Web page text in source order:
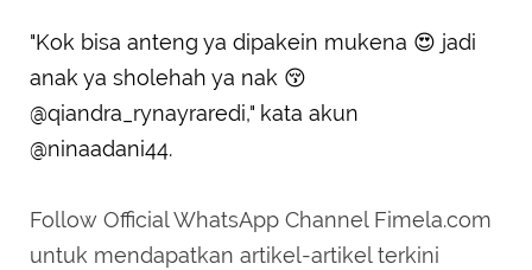
"Kok bisa anteng ya dipakein mukena 😍 jadi
anak ya sholehah ya nak 😚
@qiandra_rynayraredi," kata akun
@ninaadani44.
Follow Official WhatsApp Channel Fimela.com
untuk mendapatkan artikel-artikel terkini